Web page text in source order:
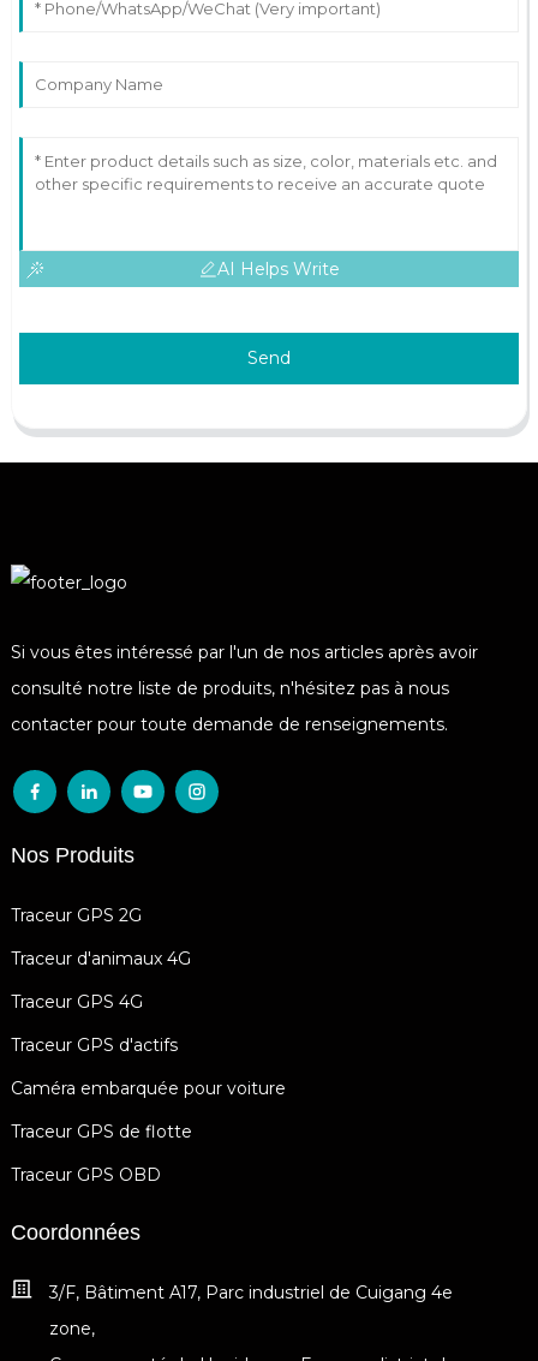
AI Helps Write
Send
Si vous êtes intéressé par l'un de nos articles après avoir
consulté notre liste de produits, n'hésitez pas à nous
contacter pour toute demande de renseignements.
Nos Produits
Traceur GPS 2G
Traceur d'animaux 4G
Traceur GPS 4G
Traceur GPS d'actifs
Caméra embarquée pour voiture
Traceur GPS de flotte
Traceur GPS OBD
Coordonnées
3/F, Bâtiment A17, Parc industriel de Cuigang 4e
zone,